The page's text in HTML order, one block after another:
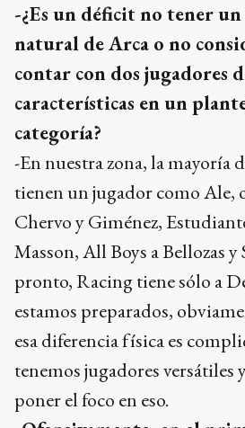
-¿Es un déficit no tener
natural de Arca o no
contar con dos jugadores
características en un
categoría?
-En nuestra zona, la mayoría
tienen un jugador como Ale,
Chervo y Giménez,
Masson, All Boys a Bellozas y
pronto, Racing tiene sólo a
estamos preparados,
esa diferencia física es
tenemos jugadores versátiles
poner el foco en eso.